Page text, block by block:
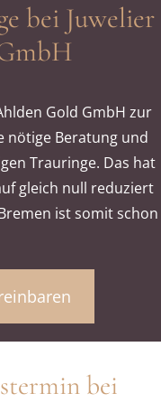
bei Juwelier
Gold GmbH zur
nötige Beratung und
Trauringe. Das hat
gleich null reduziert
ist somit schon
bei